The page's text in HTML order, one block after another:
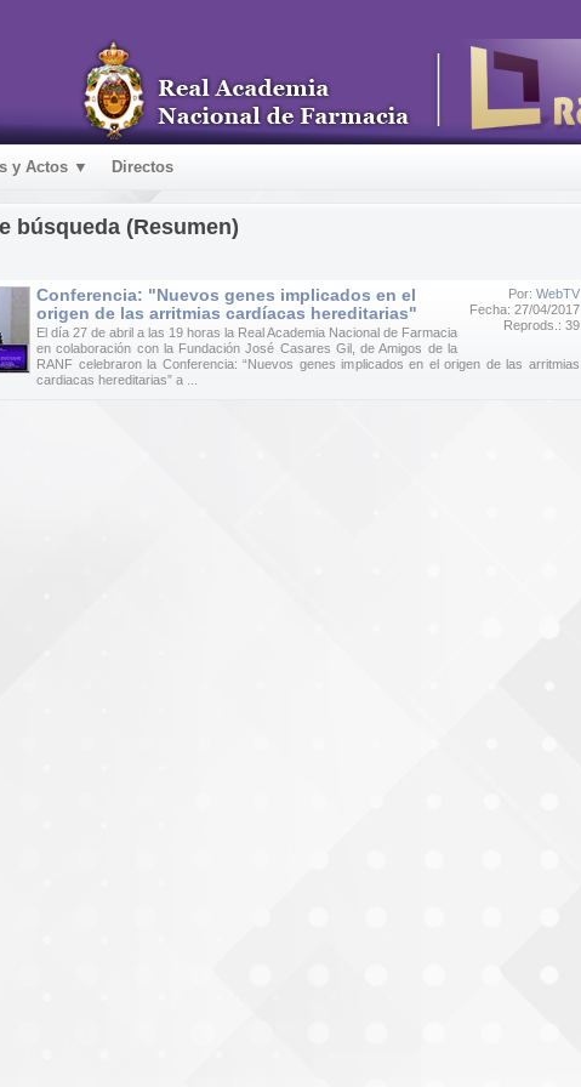
y Actos ▼ Directos
búsqueda (Resumen)
Por: WebTV
Fecha: 27/04/2017
Reprods.: 39
Conferencia: "Nuevos genes implicados en el
origen de las arritmias cardíacas hereditarias"
El día 27 de abril a las 19 horas la Real Academia Nacional de Farmacia
en colaboración con la Fundación José Casares Gil, de Amigos de la
RANF celebraron la Conferencia: “Nuevos genes implicados en el origen de las arritmias
cardiacas hereditarias” a ...